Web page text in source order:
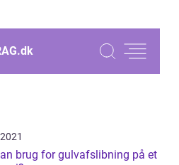
dk
brug for gulvafslibning på et